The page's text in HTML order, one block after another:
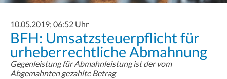
10.05.2019; 06:52 Uhr
BFH: Umsatzsteuerpflicht für
urheberrechtliche Abmahnung
Gegenleistung für Abmahnleistung ist der vom
Abgemahnten gezahlte Betrag